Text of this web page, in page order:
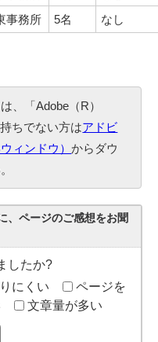
事務所 5名 なし
、「Adobe（R）
ちでない方はアドビ
ィンドウ）からダウ
、ページのご感想をお聞
したか?
にくい
ページを
文章量が多い